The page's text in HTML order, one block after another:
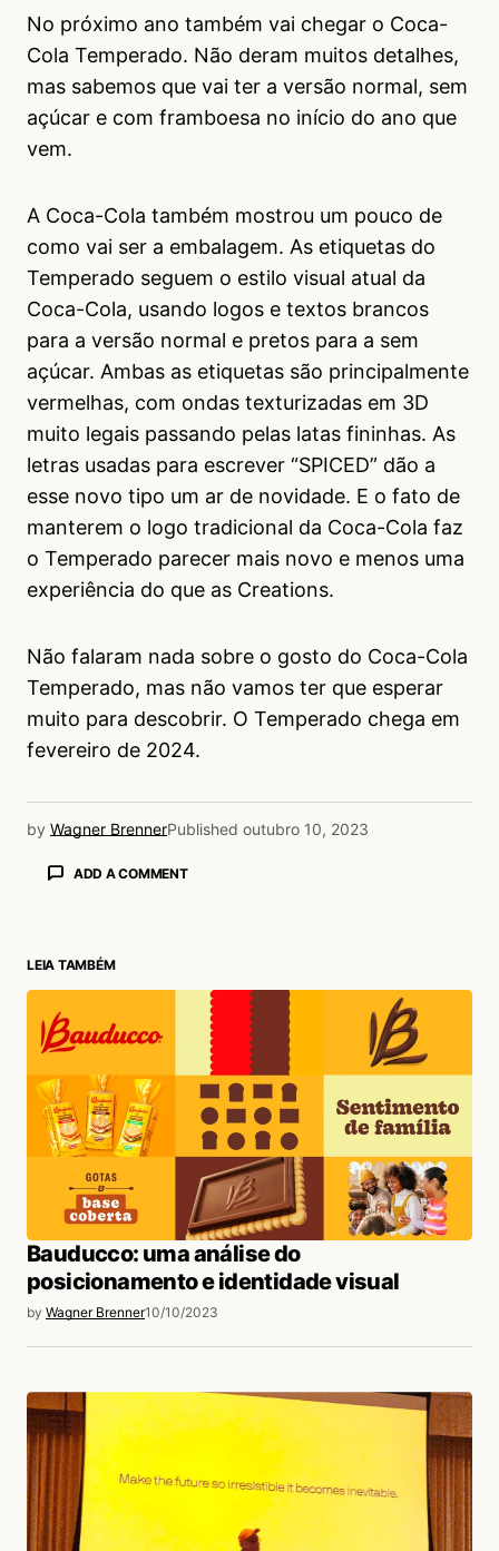
No próximo ano também vai chegar o Coca-
Cola Temperado. Não deram muitos detalhes,
mas sabemos que vai ter a versão normal, sem
açúcar e com framboesa no início do ano que
vem.
A Coca-Cola também mostrou um pouco de
como vai ser a embalagem. As etiquetas do
Temperado seguem o estilo visual atual da
Coca-Cola, usando logos e textos brancos
para a versão normal e pretos para a sem
açúcar. Ambas as etiquetas são principalmente
vermelhas, com ondas texturizadas em 3D
muito legais passando pelas latas fininhas. As
letras usadas para escrever “SPICED” dão a
esse novo tipo um ar de novidade. E o fato de
manterem o logo tradicional da Coca-Cola faz
o Temperado parecer mais novo e menos uma
experiência do que as Creations.
Não falaram nada sobre o gosto do Coca-Cola
Temperado, mas não vamos ter que esperar
muito para descobrir. O Temperado chega em
fevereiro de 2024.
by Wagner BrennerPublished outubro 10, 2023
ADD A COMMENT
LEIA TAMBÉM
Bauducco: uma análise do
posicionamento e identidade visual
by Wagner Brenner10/10/2023